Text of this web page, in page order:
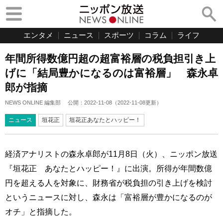
エンタメ ニュース スポーツ コラム ライフ
年間所得数億円超の超富裕層の税負担引き上
げに「結局豊かになるのは富裕層」 森永卓
郎が指摘
NEWS ONLINE 編集部 公開： 2022-11-08 （2022-11-08更新）
ニュース 垣花正 垣花正あなたとハッピー！
経済アナリストの森永卓郎が11月8日（火）、ニッポン放送
『垣花正 あなたとハッピー！』に出演。所得が年間数億
円を超える人を対象に、財務省が税負担の引き上げを検討
というニュースに対し、森永は「富裕層が豊かになるのが
オチ」と指摘した。